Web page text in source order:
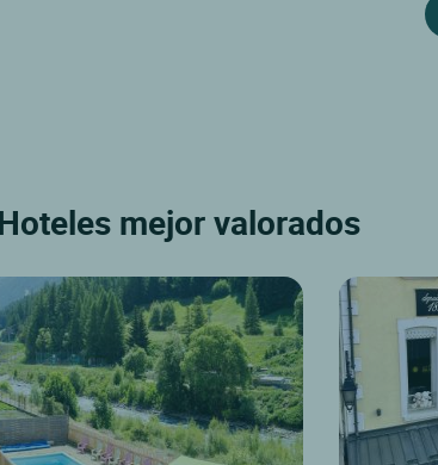
mejor valorados